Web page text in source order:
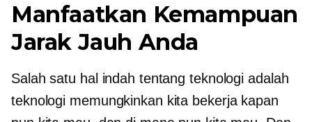
Manfaatkan Kemampuan
Jarak Jauh Anda
Salah satu hal indah tentang teknologi adalah
teknologi memungkinkan kita bekerja kapan